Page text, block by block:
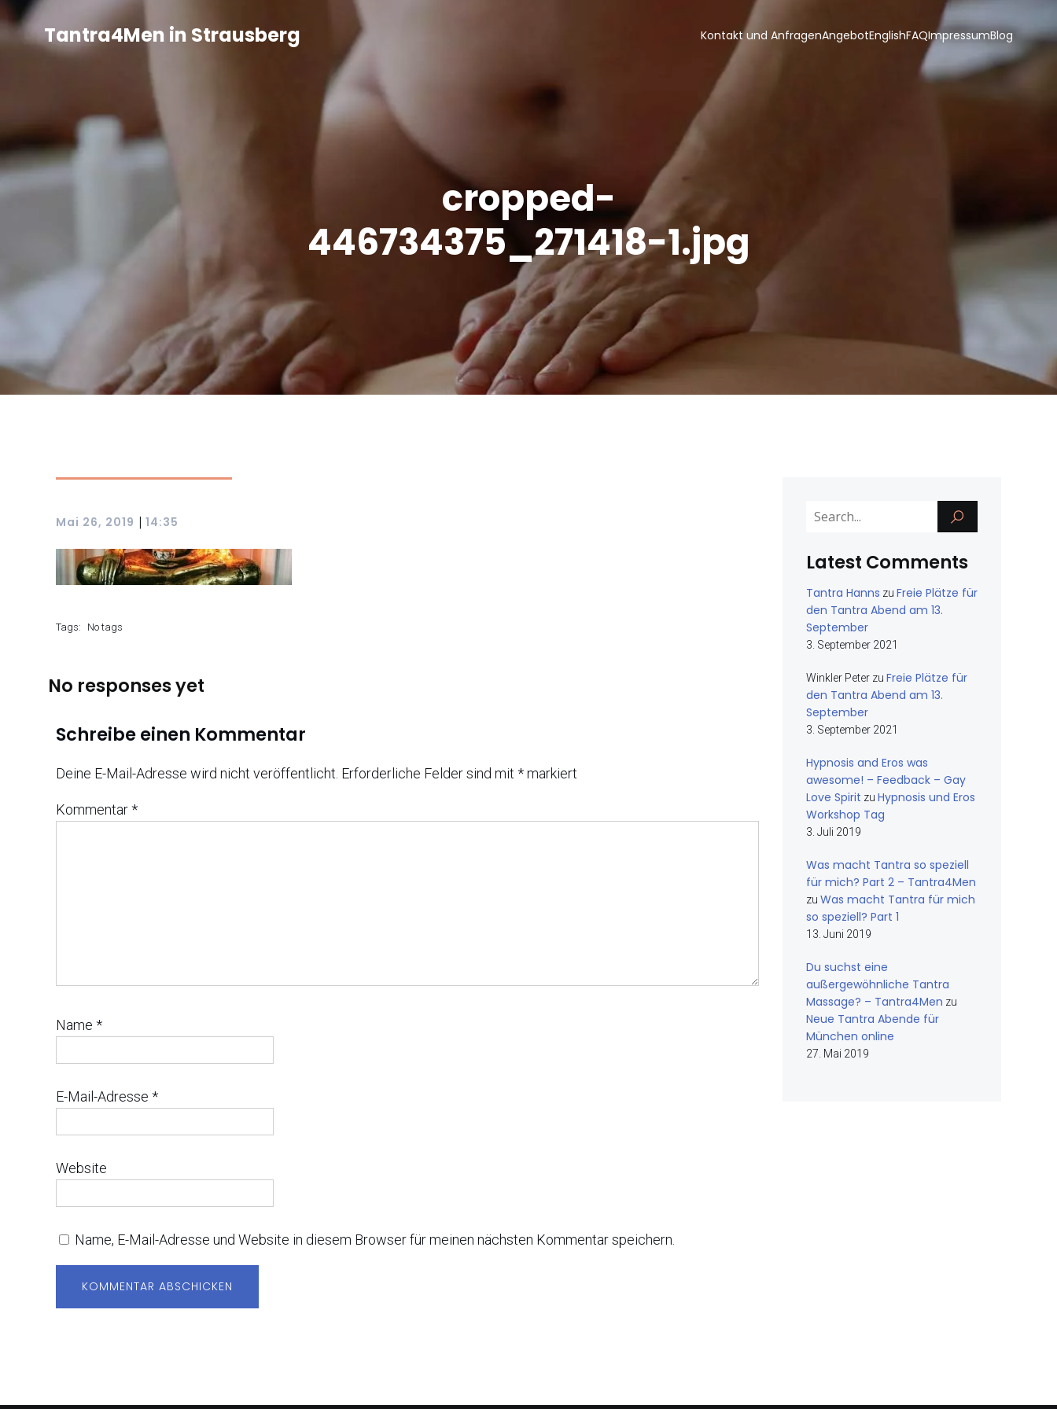
Tantra4Men in Strausberg Kontakt und AnfragenAngebotEnglishFAQImpressumBlog
cropped-
446734375_271418-1.jpg
Mai 26, 2019 | 14:35
Tags: No tags
No responses yet
Schreibe einen Kommentar
Deine E-Mail-Adresse wird nicht veröffentlicht. Erforderliche Felder sind mit *markiert
Kommentar*
Name *
E-Mail-Adresse *
Website
Name, E-Mail-Adresse und Website in diesem Browser für meinen nächsten Kommentar speichern.
Latest Comments
Tantra Hanns zu Freie Plätze für
den Tantra Abend am 13.
September
3. September 2021
Winkler Peter zu Freie Plätze für
den Tantra Abend am 13.
September
3. September 2021
Hypnosis and Eros was
awesome! – Feedback – Gay
Love Spirit zu Hypnosis und Eros
Workshop Tag
3. Juli 2019
Was macht Tantra so speziell
für mich? Part 2 – Tantra4Men
zu Was macht Tantra für mich
so speziell? Part 1
13. Juni 2019
Du suchst eine
außergewöhnliche Tantra
Massage? – Tantra4Men zu
Neue Tantra Abende für
München online
27. Mai 2019